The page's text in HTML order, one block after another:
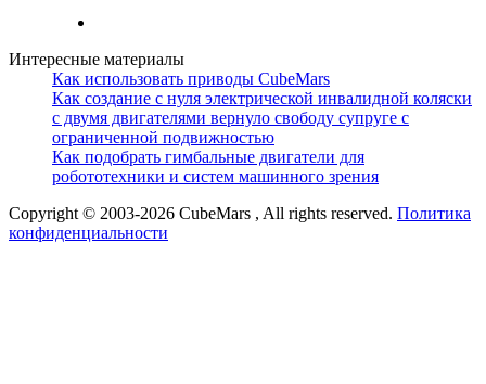
Интересные материалы
Как использовать приводы CubeMars
Как создание с нуля электрической инвалидной коляски
с двумя двигателями вернуло свободу супруге с
ограниченной подвижностью
Как подобрать гимбальные двигатели для
робототехники и систем машинного зрения
Copyright © 2003-2026 CubeMars , All rights reserved. Политика
конфиденциальности